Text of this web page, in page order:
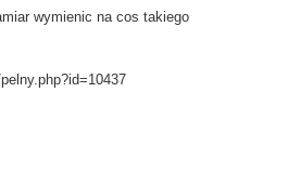
wymienic na cos takiego